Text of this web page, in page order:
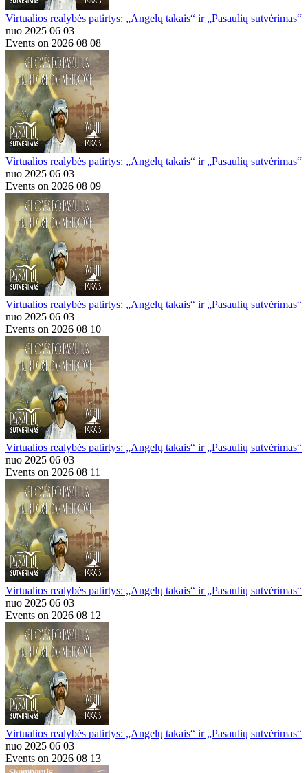
Virtualios realybės patirtys: „Angelų takais“ ir „Pasaulių sutvėrimas“
nuo 2025 06 03
Events on 2026 08 08
Virtualios realybės patirtys: „Angelų takais“ ir „Pasaulių sutvėrimas“
nuo 2025 06 03
Events on 2026 08 09
Virtualios realybės patirtys: „Angelų takais“ ir „Pasaulių sutvėrimas“
nuo 2025 06 03
Events on 2026 08 10
Virtualios realybės patirtys: „Angelų takais“ ir „Pasaulių sutvėrimas“
nuo 2025 06 03
Events on 2026 08 11
Virtualios realybės patirtys: „Angelų takais“ ir „Pasaulių sutvėrimas“
nuo 2025 06 03
Events on 2026 08 12
Virtualios realybės patirtys: „Angelų takais“ ir „Pasaulių sutvėrimas“
nuo 2025 06 03
Events on 2026 08 13